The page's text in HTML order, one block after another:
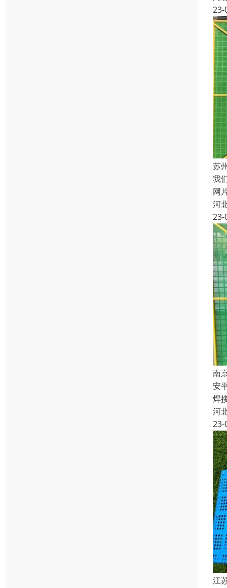
23-
苏
我
网
河
23-
南
安
焊
河
23-
江